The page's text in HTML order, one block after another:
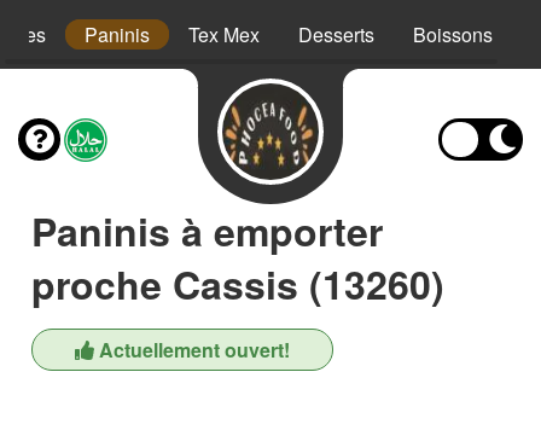
Paninis Tex Mex Desserts Boissons
Paninis à emporter
proche Cassis (13260)
Actuellement ouvert!